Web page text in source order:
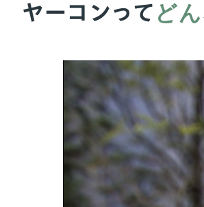
ヤーコンって ど